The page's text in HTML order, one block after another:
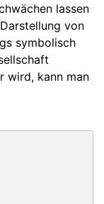
lassen
von
symbolisch
wird, kann man